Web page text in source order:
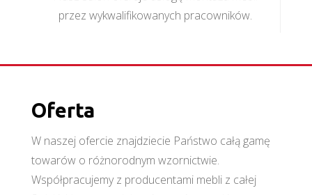
przez wykwalifikowanych pracowników.
Oferta
W naszej ofercie znajdziecie Państwo całą gamę
towarów o różnorodnym wzornictwie.
Współpracujemy z producentami mebli z całej